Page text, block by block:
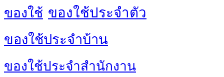
ของใช้ ของใช้ประจำตัว
ของใช้ประจำบ้าน
ของใช้ประจำสำนักงาน